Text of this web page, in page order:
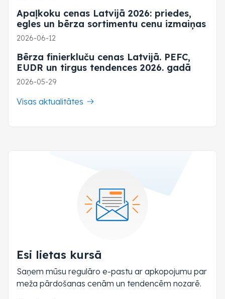
Apaļkoku cenas Latvijā 2026: priedes,
egles un bērza sortimentu cenu izmaiņas
2026-06-12
Bērza finierkluču cenas Latvijā. PEFC,
EUDR un tirgus tendences 2026. gadā
2026-05-29
Visas aktualitātes
Esi lietas kursā
Saņem mūsu regulāro e-pastu ar apkopojumu par
meža pārdošanas cenām un tendencēm nozarē.